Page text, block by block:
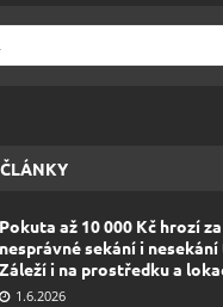
Pokuta až 10 000 Kč hrozí za
nesprávné sekání i
Záleží i na prostředku a
1.6.2026